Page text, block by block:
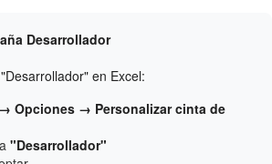
Desarrollador
en Excel:
Opciones → Personalizar cinta de
"Desarrollador"